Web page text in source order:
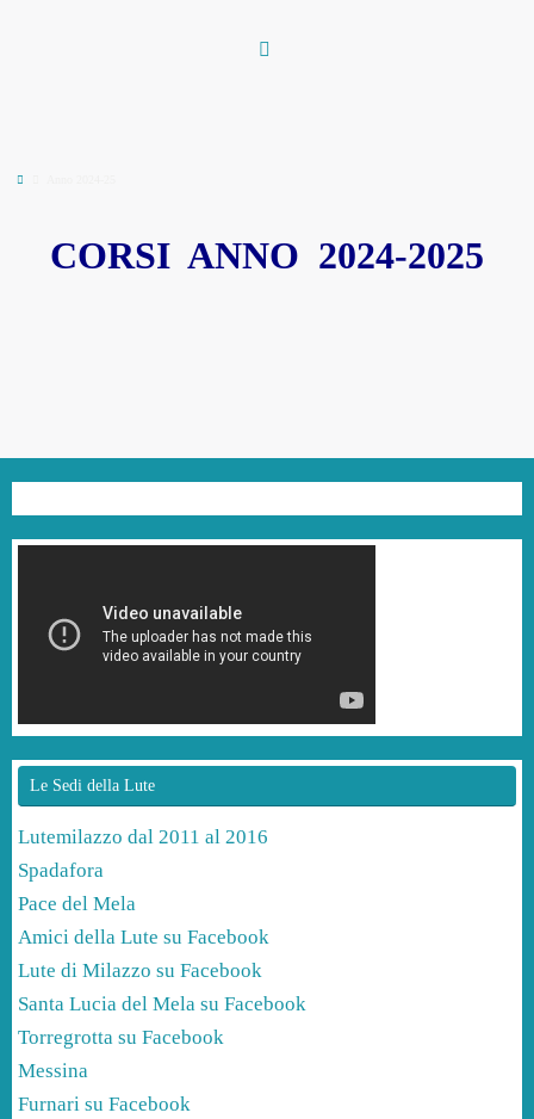
CORSI ANNO 2024-2025
Le Sedi della Lute
Lutemilazzo dal 2011 al 2016
Spadafora
Pace del Mela
Amici della Lute su Facebook
Lute di Milazzo su Facebook
Santa Lucia del Mela su Facebook
Torregrotta su Facebook
Messina
Furnari su Facebook